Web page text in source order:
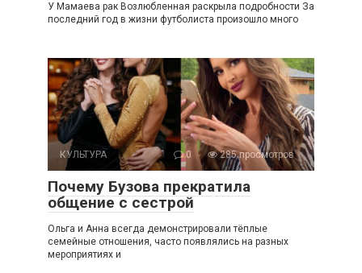
У Мамаева рак Возлюбленная раскрыла подробности За
последний год в жизни футболиста произошло много
КУЛЬТУРА 0 285 просмотров
Почему Бузова прекратила
общение с сестрой
Ольга и Анна всегда демонстрировали тёплые
семейные отношения, часто появлялись на разных
мероприятиях и